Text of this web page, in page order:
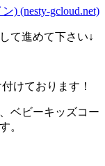
) (nesty-gcloud.net)
て進めて下さい↓
けております！
ベビーキッズコー
。